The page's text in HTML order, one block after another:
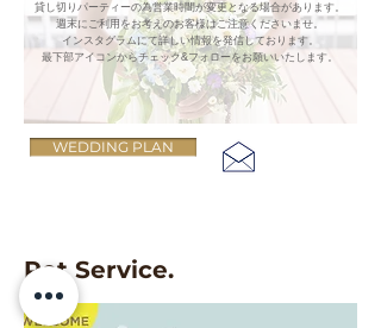
​貸し切りパーティーの為営業時間が変更となる場合があります。
​週末にご利用をお考えのお客様はご注意くださいませ。
インスタグラムにて詳しい情報を発信しております。
​最下部アイコンからチェック&フォローをお願いいたします。
WEDDING PLAN
Pet Service.